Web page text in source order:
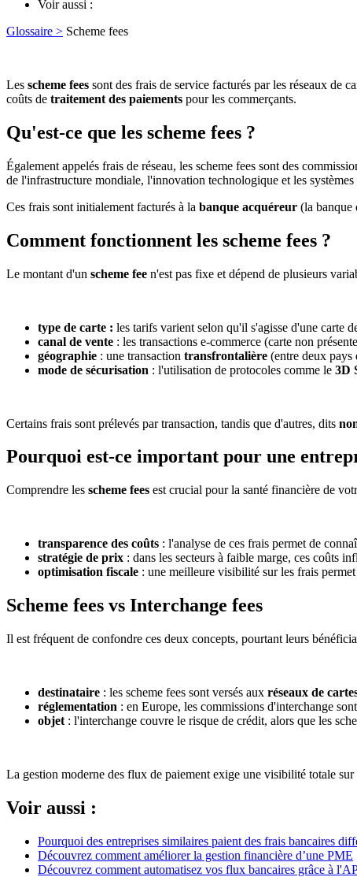
Voir aussi :
Glossaire > Scheme fees
Les scheme fees sont des frais de service facturés par les réseaux de
coûts de traitement des paiements pour les commerçants.
Qu'est-ce que les scheme fees ?
Également appelés frais de réseau, les scheme fees sont des
de l'infrastructure mondiale, l'innovation technologique et les
Ces frais sont initialement facturés à la banque acquéreur (la banque
Comment fonctionnent les scheme fees ?
Le montant d'un scheme fee n'est pas fixe et dépend de plusieurs
type de carte : les tarifs varient selon qu'il s'agisse d'une carte
canal de vente : les transactions e-commerce (carte non
géographie : une transaction transfrontalière (entre deux pays
mode de sécurisation : l'utilisation de protocoles comme le 3D
Certains frais sont prélevés par transaction, tandis que d'autres, dits
Pourquoi est-ce important pour une
Comprendre les scheme fees est crucial pour la santé financière de
transparence des coûts : l'analyse de ces frais permet de
stratégie de prix : dans les secteurs à faible marge, ces coûts
optimisation fiscale : une meilleure visibilité sur les frais
Scheme fees vs Interchange fees
Il est fréquent de confondre ces deux concepts, pourtant leurs
destinataire : les scheme fees sont versés aux réseaux de
réglementation : en Europe, les commissions d'interchange
objet : l'interchange couvre le risque de crédit, alors que les
La gestion moderne des flux de paiement exige une visibilité totale
Voir aussi :
Pourquoi des entreprises similaires paient des frais bancaires
Découvrez comment améliorer la gestion financière d’une PME
Découvrez comment automatisez vos flux bancaires grâce à